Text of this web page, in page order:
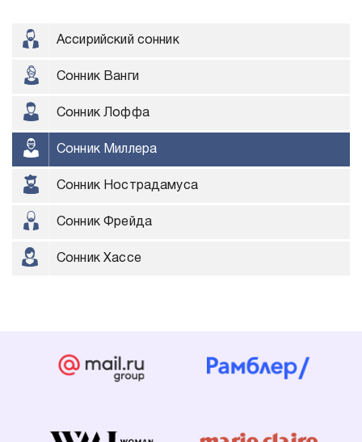
Ассирийский сонник
Сонник Ванги
Сонник Лоффа
Сонник Миллера
Сонник Нострадамуса
Сонник Фрейда
Сонник Хассе